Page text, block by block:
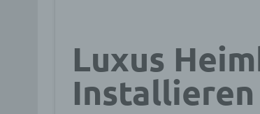
Luxus
Installieren